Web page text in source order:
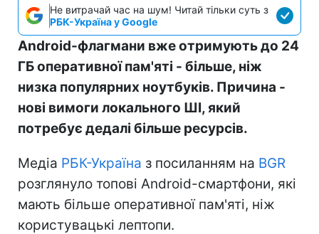
Не витрачай час на шум! Читай тільки суть з
РБК-Україна у Google
Android-флагмани вже отримують до 24
ГБ оперативної пам'яті - більше, ніж
низка популярних ноутбуків. Причина -
нові вимоги локального ШІ, який
потребує дедалі більше ресурсів.
Медіа РБК-Україна з посиланням на BGR
розглянуло топові Android-смартфони, які
мають більше оперативної пам'яті, ніж
користувацькі лептопи.